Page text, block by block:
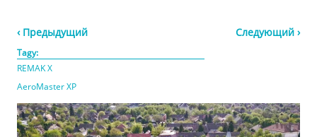
‹ Предыдущий Следующий ›
Tagy:
REMAK X
AeroMaster XP